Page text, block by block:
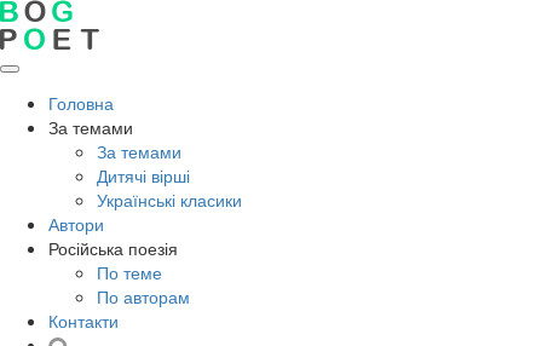
Головна
За темами
За темами
Дитячі вірші
Українські класики
Автори
Російська поезія
По теме
По авторам
Контакти